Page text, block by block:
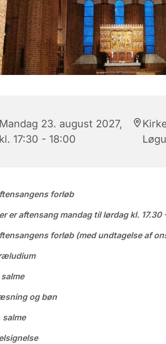
Mandag 23. august 2027,
kl. 17:30 - 18:00
forløb
er aftensang mandag til lørdag kl. 17.30
forløb (med undtagelse af
salme
og bøn
salme